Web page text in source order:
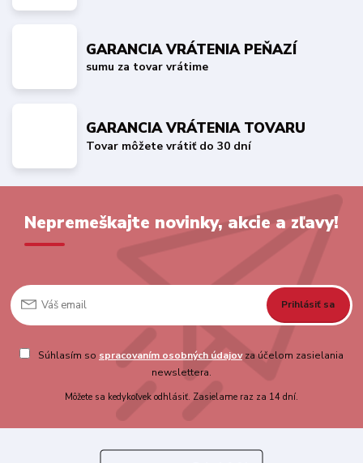
GARANCIA VRÁTENIA PEŇAZÍ
sumu za tovar vrátime
GARANCIA VRÁTENIA TOVARU
Tovar môžete vrátiť do 30 dní
Nepremeškajte novinky, akcie a zľavy!
Prihlásiť sa
Súhlasím so spracovaním osobných údajovza účelom zasielania
newslettera.
Môžete sa kedykoľvek odhlásiť. Zasielame raz za 14 dní.